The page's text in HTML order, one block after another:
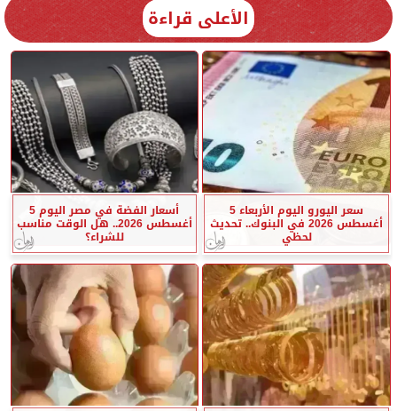
الأعلى قراءة
سعر اليورو اليوم الأربعاء 5
أغسطس 2026 في البنوك.. تحديث
لحظي
أسعار الفضة في مصر اليوم 5
أغسطس 2026.. هل الوقت مناسب
للشراء؟